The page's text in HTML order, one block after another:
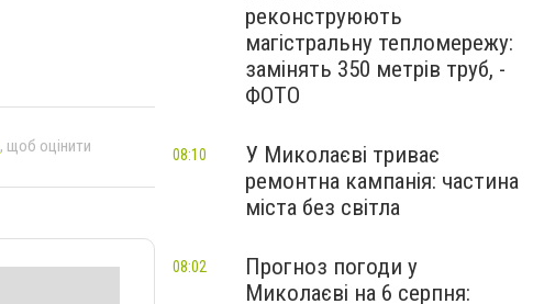
, щоб оцінити
реконструюють
магістральну тепломережу:
замінять 350 метрів труб, -
ФОТО
У Миколаєві триває
ремонтна кампанія: частина
міста без світла
08:10
Прогноз погоди у
Миколаєві на 6 серпня:
08:02